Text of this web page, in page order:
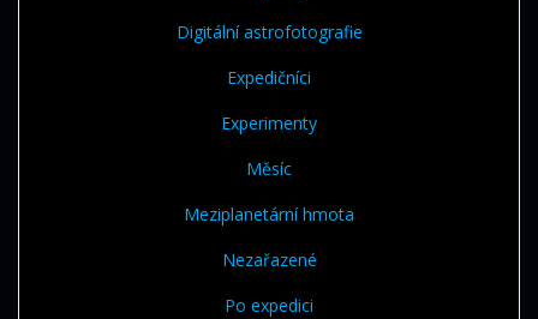
Digitální astrofotografie
Expedičníci
Experimenty
Měsíc
Meziplanetární hmota
Nezařazené
Po expedici